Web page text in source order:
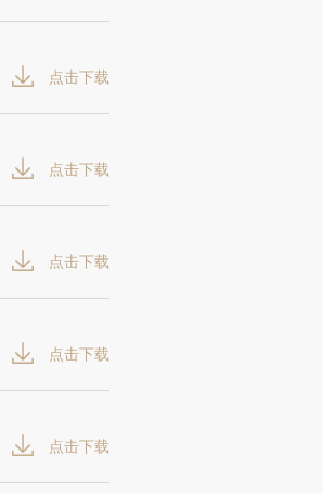
点击下载
点击下载
点击下载
点击下载
点击下载